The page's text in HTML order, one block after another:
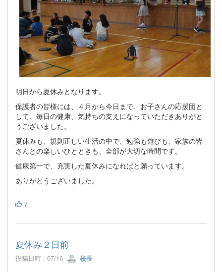
明日から夏休みとなります。
保護者の皆様には、４月から今日まで、お子さんの応援団と
して、毎日の健康、気持ちの支えになっていただきありがと
うございました。
夏休みも、規則正しい生活の中で、勉強も遊びも、家族の皆
さんとの楽しいひとときも、全部が大切な時間です。
健康第一で、充実した夏休みになればと願っています。
ありがとうございました。
7
夏休み２日前
投稿日時 : 07/16 校長